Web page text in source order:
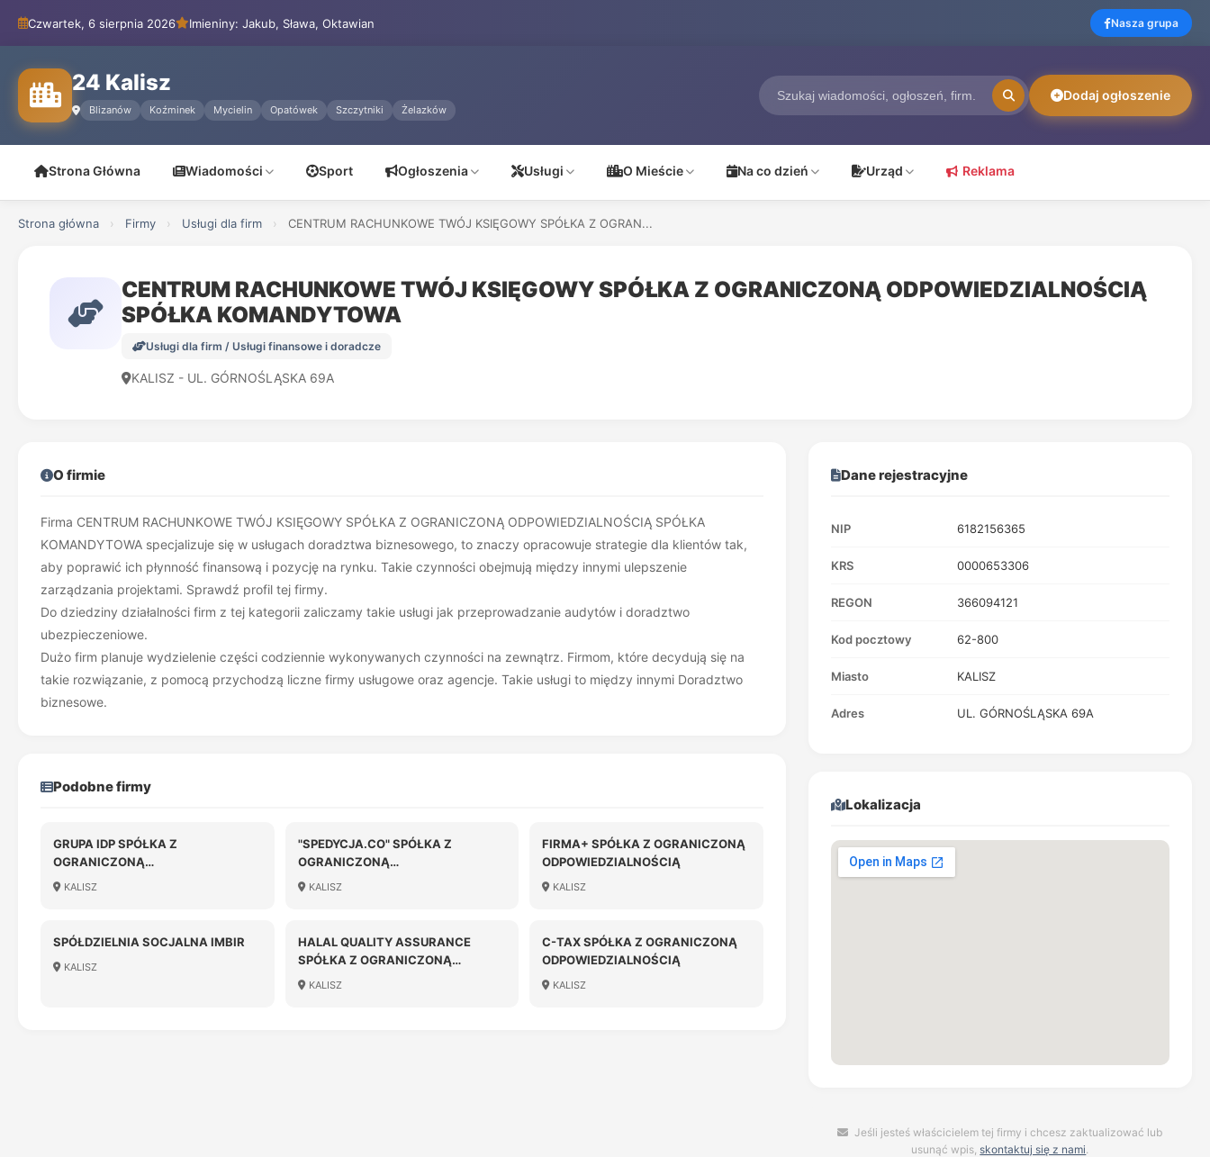
Czwartek, 6 sierpnia 2026 Imieniny: Jakub, Sława, Oktawian Nasza grupa
24 Kalisz
Blizanów Koźminek Mycielin Opatówek Szczytniki Żelazków
Dodaj ogłoszenie
Strona Główna Wiadomości Sport Ogłoszenia Usługi O Mieście Na co dzień Urząd Reklama
Strona główna › Firmy › Usługi dla firm › CENTRUM RACHUNKOWE TWÓJ KSIĘGOWY SPÓŁKA Z OGRAN...
CENTRUM RACHUNKOWE TWÓJ KSIĘGOWY SPÓŁKA Z OGRANICZONĄ ODPOWIEDZIALNOŚCIĄ
SPÓŁKA KOMANDYTOWA
Usługi dla firm / Usługi finansowe i doradcze
KALISZ - UL. GÓRNOŚLĄSKA 69A
O firmie
Firma CENTRUM RACHUNKOWE TWÓJ KSIĘGOWY SPÓŁKA Z OGRANICZONĄ ODPOWIEDZIALNOŚCIĄ SPÓŁKA
KOMANDYTOWA specjalizuje się w usługach doradztwa biznesowego, to znaczy opracowuje strategie dla klientów tak,
aby poprawić ich płynność finansową i pozycję na rynku. Takie czynności obejmują między innymi ulepszenie
zarządzania projektami. Sprawdź profil tej firmy.
Do dziedziny działalności firm z tej kategorii zaliczamy takie usługi jak przeprowadzanie audytów i doradztwo
ubezpieczeniowe.
Dużo firm planuje wydzielenie części codziennie wykonywanych czynności na zewnątrz. Firmom, które decydują się na
takie rozwiązanie, z pomocą przychodzą liczne firmy usługowe oraz agencje. Takie usługi to między innymi Doradztwo
biznesowe.
Podobne firmy
GRUPA IDP SPÓŁKA Z
OGRANICZONĄ
ODPOWIEDZIALNOŚCIĄ
KALISZ
"SPEDYCJA.CO" SPÓŁKA Z
OGRANICZONĄ
ODPOWIEDZIALNOŚCIĄ
KALISZ
FIRMA+ SPÓŁKA Z OGRANICZONĄ
ODPOWIEDZIALNOŚCIĄ
KALISZ
SPÓŁDZIELNIA SOCJALNA IMBIR
KALISZ
HALAL QUALITY ASSURANCE
SPÓŁKA Z OGRANICZONĄ
ODPOWIEDZIALNOŚCIĄ
KALISZ
C-TAX SPÓŁKA Z OGRANICZONĄ
ODPOWIEDZIALNOŚCIĄ
KALISZ
Dane rejestracyjne
NIP 6182156365
KRS 0000653306
REGON 366094121
Kod pocztowy 62-800
Miasto KALISZ
Adres UL. GÓRNOŚLĄSKA 69A
Lokalizacja
Jeśli jesteś właścicielem tej firmy i chcesz zaktualizować lub
usunąć wpis, skontaktuj się z nami.